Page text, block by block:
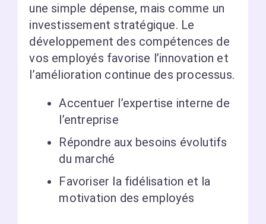
une simple dépense, mais comme un
investissement stratégique. Le
développement des compétences de
vos employés favorise l’innovation et
l’amélioration continue des processus.
Accentuer l’expertise interne de
l’entreprise
Répondre aux besoins évolutifs
du marché
Favoriser la fidélisation et la
motivation des employés